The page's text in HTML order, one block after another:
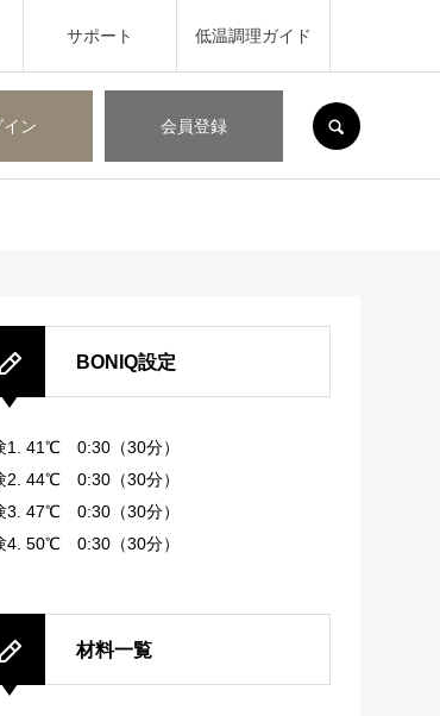
イン 会員登録
サポート 低温調理ガイド
BONIQ設定
1. 41℃ 0:30（30分）
2. 44℃ 0:30（30分）
3. 47℃ 0:30（30分）
4. 50℃ 0:30（30分）
材料一覧